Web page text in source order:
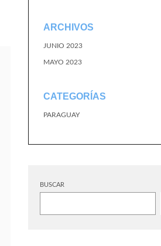
ARCHIVOS
JUNIO 2023
MAYO 2023
CATEGORÍAS
PARAGUAY
BUSCAR